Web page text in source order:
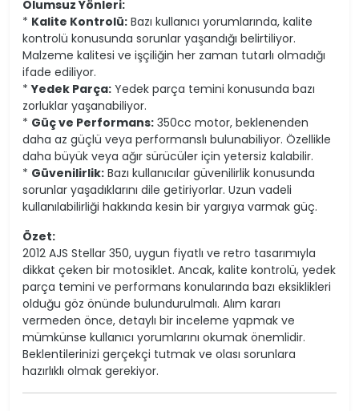
Olumsuz Yönleri:
* Kalite Kontrolü: Bazı kullanıcı yorumlarında, kalite
kontrolü konusunda sorunlar yaşandığı belirtiliyor.
Malzeme kalitesi ve işçiliğin her zaman tutarlı olmadığı
ifade ediliyor.
*Yedek Parça: Yedek parça temini konusunda bazı
zorluklar yaşanabiliyor.
* Güç ve Performans: 350cc motor, beklenenden
daha az güçlü veya performanslı bulunabiliyor. Özellikle
daha büyük veya ağır sürücüler için yetersiz kalabilir.
* Güvenilirlik: Bazı kullanıcılar güvenilirlik konusunda
sorunlar yaşadıklarını dile getiriyorlar. Uzun vadeli
kullanılabilirliği hakkında kesin bir yargıya varmak güç.
Özet:
2012 AJS Stellar 350, uygun fiyatlı ve retro tasarımıyla
dikkat çeken bir motosiklet. Ancak, kalite kontrolü, yedek
parça temini ve performans konularında bazı eksiklikleri
olduğu göz önünde bulundurulmalı. Alım kararı
vermeden önce, detaylı bir inceleme yapmak ve
mümkünse kullanıcı yorumlarını okumak önemlidir.
Beklentilerinizi gerçekçi tutmak ve olası sorunlara
hazırlıklı olmak gerekiyor.